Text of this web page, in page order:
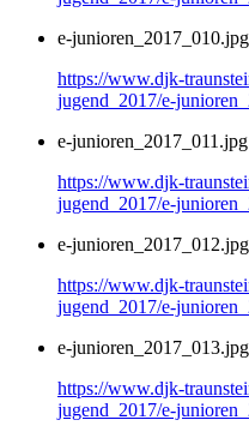
e-junioren_2017_010.jpg
https://www.djk-
jugend_2017/e-
e-junioren_2017_011.jpg
https://www.djk-
jugend_2017/e-
e-junioren_2017_012.jpg
https://www.djk-
jugend_2017/e-
e-junioren_2017_013.jpg
https://www.djk-
jugend_2017/e-